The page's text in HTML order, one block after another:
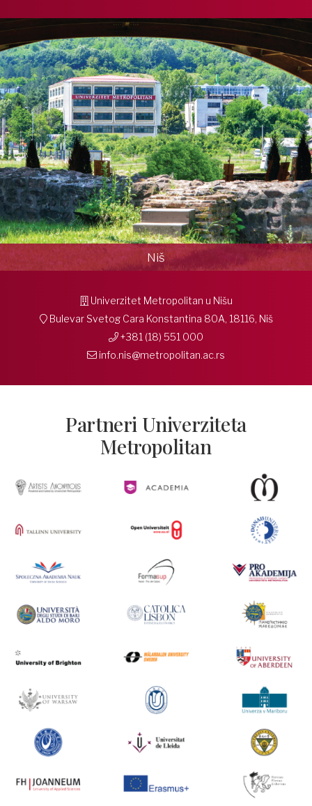
Niš
Univerzitet Metropolitan u Nišu
Bulevar Svetog Cara Konstantina 80A, 18116, Niš
+381 (18) 551 000
info.nis@metropolitan.ac.rs
Partneri Univerziteta
Metropolitan